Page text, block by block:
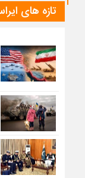
تازه های